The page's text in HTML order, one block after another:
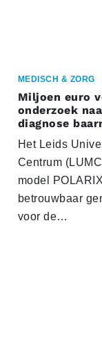
MEDISCH & ZORG
Miljoen euro
onderzoek
diagnose
Het Leids
Centrum
model
betrouwbaar
voor de…